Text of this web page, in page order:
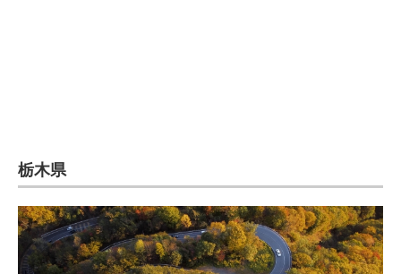
電子設計の基本と応用
エネルギーの専門メディア
建設×テクノロジーの最前線
栃木県